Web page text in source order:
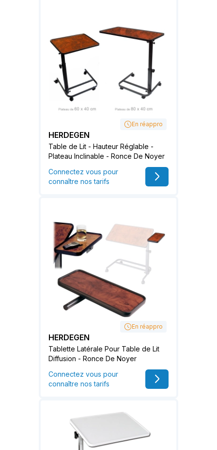
En réappro
HERDEGEN
Table de Lit - Hauteur Réglable -
Plateau Inclinable - Ronce De Noyer
Connectez vous pour
connaître nos tarifs
En réappro
HERDEGEN
Tablette Latérale Pour Table de Lit
Diffusion - Ronce De Noyer
Connectez vous pour
connaître nos tarifs